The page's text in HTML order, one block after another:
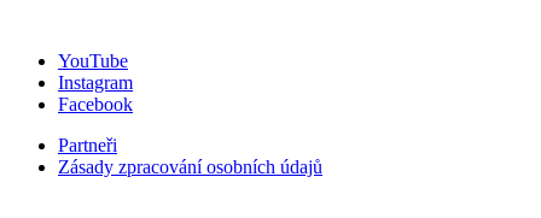
YouTube
Instagram
Facebook
Partneři
Zásady zpracování osobních údajů